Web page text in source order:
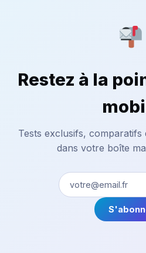
Restez à la
Tests exclusifs, comparatifs
dans votre boîte